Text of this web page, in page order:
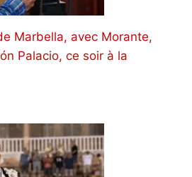
Marbella, avec Morante,
Palacio, ce soir à la